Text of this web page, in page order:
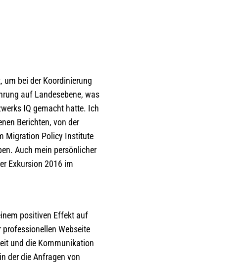
um bei der Koordinierung
auf Landesebene, was
IQ gemacht hatte. Ich
Berichten, von der
Migration Policy Institute
Auch mein persönlicher
Exkursion 2016 im
positiven Effekt auf
Webseite
und die Kommunikation
der die Anfragen von